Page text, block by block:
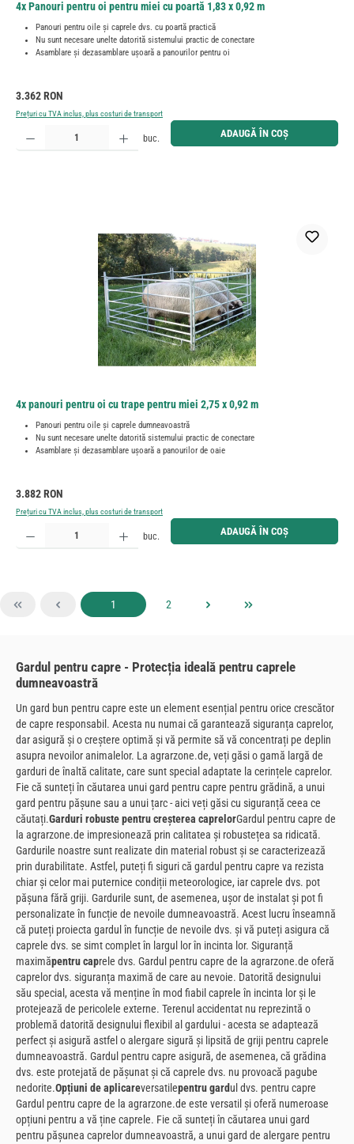
4x Panouri pentru oi pentru miei cu poartă 1,83 x 0,92 m
Panouri pentru oile și caprele dvs. cu poartă practică
Nu sunt necesare unelte datorită sistemului practic de conectare
Asamblare și dezasamblare ușoară a panourilor pentru oi
Preț obișnuit:
3.362 RON
Prețuri cu TVA inclus, plus costuri de transport
Cantitate produs: Introduceți cantitatea dorită sau utilizați butoanele pentru a mări sau micșora
buc. ADAUGĂ ÎN COȘ
4x panouri pentru oi cu trape pentru miei 2,75 x 0,92 m
Panouri pentru oile și caprele dumneavoastră
Nu sunt necesare unelte datorită sistemului practic de conectare
Asamblare și dezasamblare ușoară a panourilor de oaie
Preț obișnuit:
3.882 RON
Prețuri cu TVA inclus, plus costuri de transport
Cantitate produs: Introduceți cantitatea dorită sau utilizați butoanele pentru a mări sau micșora
buc. ADAUGĂ ÎN COȘ
Pagina
1 Pagina
2
Gardul pentru capre - Protecția ideală pentru caprele
dumneavoastră
Un gard bun pentru capre este un element esențial pentru orice crescător
de capre responsabil. Acesta nu numai că garantează siguranța caprelor,
dar asigură și o creștere optimă și vă permite să vă concentrați pe deplin
asupra nevoilor animalelor. La agrarzone.de, veți găsi o gamă largă de
garduri de înaltă calitate, care sunt special adaptate la cerințele caprelor.
Fie că sunteți în căutarea unui gard pentru capre pentru grădină, a unui
gard pentru pășune sau a unui țarc - aici veți găsi cu siguranță ceea ce
căutați.Garduri robuste pentru creșterea caprelorGardul pentru capre de
la agrarzone.de impresionează prin calitatea și robustețea sa ridicată.
Gardurile noastre sunt realizate din material robust și se caracterizează
prin durabilitate. Astfel, puteți fi siguri că gardul pentru capre va rezista
chiar și celor mai puternice condiții meteorologice, iar caprele dvs. pot
pășuna fără griji. Gardurile sunt, de asemenea, ușor de instalat și pot fi
personalizate în funcție de nevoile dumneavoastră. Acest lucru înseamnă
că puteți proiecta gardul în funcție de nevoile dvs. și vă puteți asigura că
caprele dvs. se simt complet în largul lor în incinta lor. Siguranță
maximăpentru caprele dvs. Gardul pentru capre de la agrarzone.de oferă
caprelor dvs. siguranța maximă de care au nevoie. Datorită designului
său special, acesta vă menține în mod fiabil caprele în incinta lor și le
protejează de pericolele externe. Terenul accidentat nu reprezintă o
problemă datorită designului flexibil al gardului - acesta se adaptează
perfect și asigură astfel o alergare sigură și lipsită de griji pentru caprele
dumneavoastră. Gardul pentru capre asigură, de asemenea, că grădina
dvs. este protejată de pășunat și că caprele dvs. nu provoacă pagube
nedorite.Opțiuni de aplicareversatilepentru gardul dvs. pentru capre
Gardul pentru capre de la agrarzone.de este versatil și oferă numeroase
opțiuni pentru a vă ține caprele. Fie că sunteți în căutarea unui gard
pentru pășunea caprelor dumneavoastră, a unui gard de alergare pentru